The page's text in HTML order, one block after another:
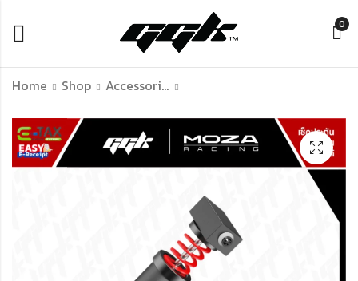
0
Home Shop Accessories Of Simulation Racing
MOZA R9 V3 Direct
Drive Wheelbase
จอยพวงมาลัย Direct
MOZA CM Racing
Meter ประกันศูนย์ไทย
1 ปีเต็ม